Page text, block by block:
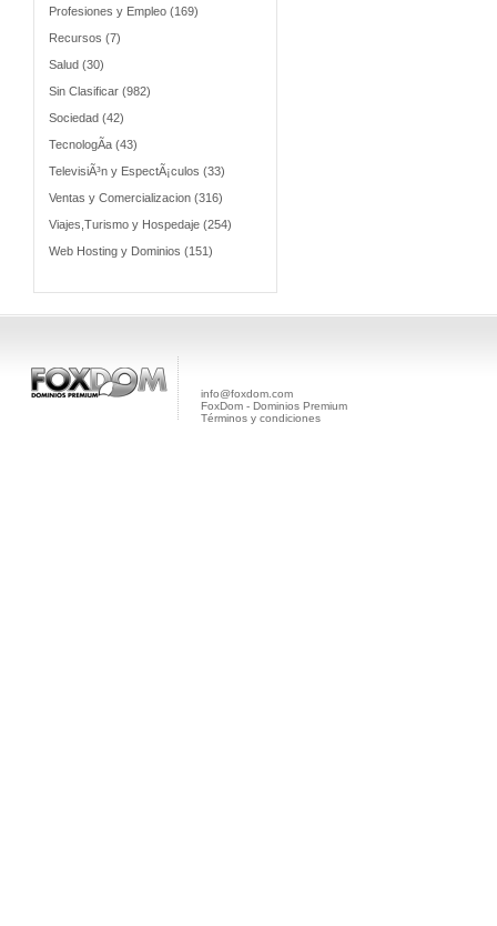
Profesiones y Empleo (169)
Recursos (7)
Salud (30)
Sin Clasificar (982)
Sociedad (42)
TecnologÃ­a (43)
TelevisiÃ³n y EspectÃ¡culos (33)
Ventas y Comercializacion (316)
Viajes,Turismo y Hospedaje (254)
Web Hosting y Dominios (151)
info@foxdom.com
FoxDom - Dominios Premium
Términos y condiciones